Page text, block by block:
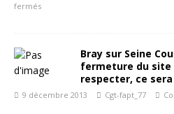
fermés
Bray sur Seine
fermeture du site
respecter, ce
9 décembre 2013 Cgt-fapt_77